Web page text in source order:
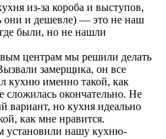
из-за короба и выступов,
они и дешевле) — это не наш
были, но не нашли
центрам мы решили делать
замерщика, он все
кухню именно такой, как
сложилась окончательно. Не
вариант, но кухня идеально
как мне нравится.
установили нашу кухню-